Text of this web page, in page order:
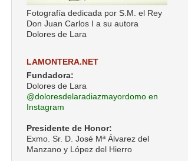
Fotografía dedicada por S.M. el Rey
Don Juan Carlos I a su autora
Dolores de Lara
LAMONTERA.NET
Fundadora:
Dolores de Lara
@doloresdelaradiazmayordomo en
Instagram
Presidente de Honor:
Exmo. Sr. D. José Mª Álvarez del
Manzano y López del Hierro